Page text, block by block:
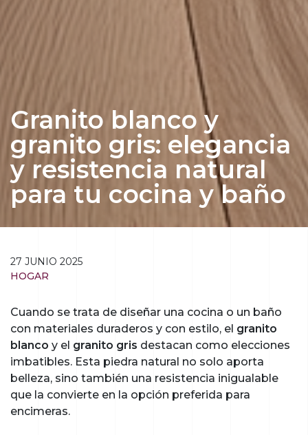
Granito blanco y
granito gris: elegancia
y resistencia natural
para tu cocina y baño
27 JUNIO 2025
HOGAR
Cuando se trata de diseñar una cocina o un baño
con materiales duraderos y con estilo, el granito
blanco y el granito gris destacan como elecciones
imbatibles. Esta piedra natural no solo aporta
belleza, sino también una resistencia inigualable
que la convierte en la opción preferida para
encimeras.